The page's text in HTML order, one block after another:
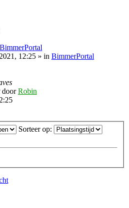
12:25 » in BimmerPortal
doorRobin
Sorteer op: